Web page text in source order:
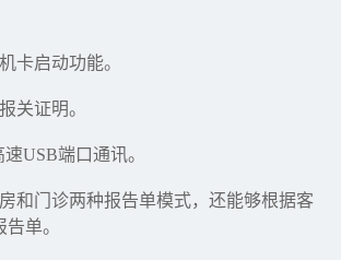
卡启动功能。
关证明。
USB端口通讯。
和门诊两种报告单模式，还能够根据客
单。